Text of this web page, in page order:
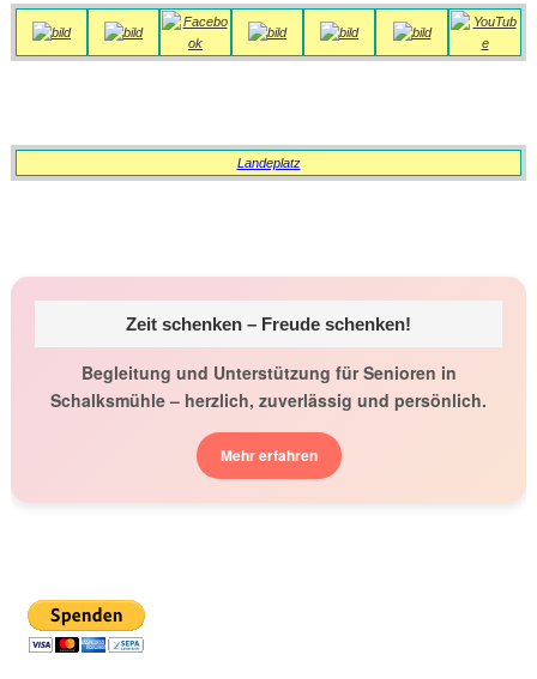
Landeplatz
Zeit schenken – Freude schenken!
Begleitung und Unterstützung für Senioren in
Schalksmühle – herzlich, zuverlässig und persönlich.
Mehr erfahren